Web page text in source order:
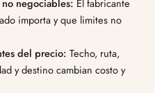
negociables: El fabricante
importa y que limites no
del precio: Techo, ruta,
y destino cambian costo y